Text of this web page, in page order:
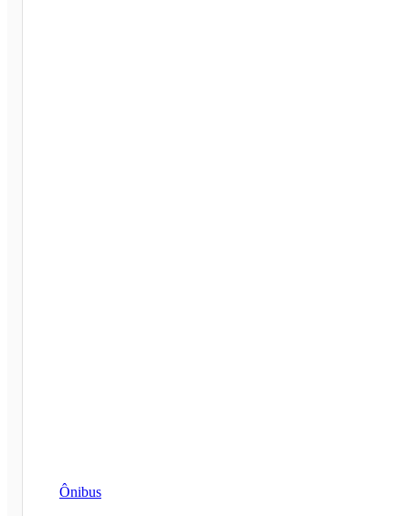
Ônibus